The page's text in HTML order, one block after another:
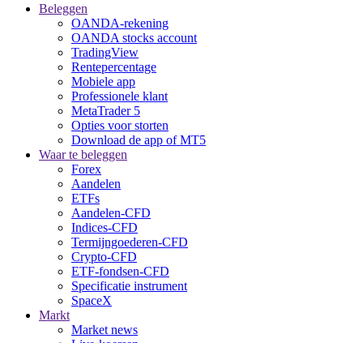
Beleggen
OANDA-rekening
OANDA stocks account
TradingView
Rentepercentage
Mobiele app
Professionele klant
MetaTrader 5
Opties voor storten
Download de app of MT5
Waar te beleggen
Forex
Aandelen
ETFs
Aandelen-CFD
Indices-CFD
Termijngoederen-CFD
Crypto-CFD
ETF-fondsen-CFD
Specificatie instrument
SpaceX
Markt
Market news